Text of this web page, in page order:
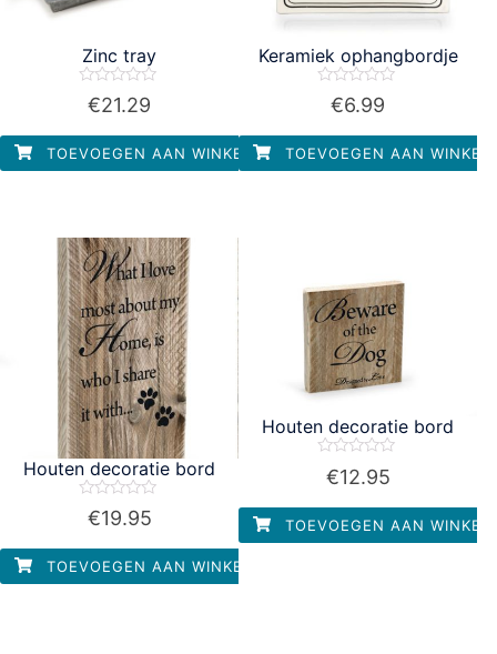
Zinc tray
Waardering
5
€21.29
TOEVOEGEN AAN WINKELWAGEN
Keramiek ophangbordje
Waardering
5
€6.99
TOEVOEGEN AAN
Houten decoratie bord
Waardering
5
€19.95
TOEVOEGEN AAN WINKELWAGEN
Houten decoratie bord
Waardering
5
€12.95
TOEVOEGEN AAN